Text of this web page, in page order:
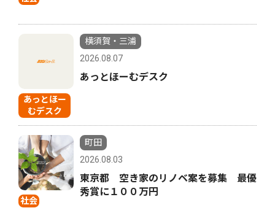
あっとほー
むデスク
横須賀・三浦
2026.08.07
あっとほーむデスク
社会
町田
2026.08.03
東京都 空き家のリノベ案を募集 最優
秀賞に１００万円